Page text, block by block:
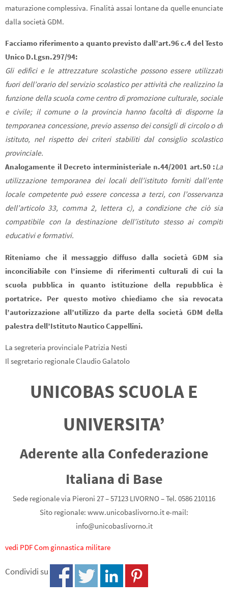
maturazione complessiva. Finalità assai lontane da quelle enunciate
dalla società GDM.
Facciamo riferimento a quanto previsto dall’art.96 c.4 del Testo
Unico D.Lgsn.297/94:
Gli edifici e le attrezzature scolastiche possono essere utilizzati
fuori dell’orario del servizio scolastico per attività che realizzino la
funzione della scuola come centro di promozione culturale, sociale
e civile; il comune o la provincia hanno facoltà di disporne la
temporanea concessione, previo assenso dei consigli di circolo o di
istituto, nel rispetto dei criteri stabiliti dal consiglio scolastico
provinciale.
Analogamente il Decreto interministeriale n.44/2001 art.50 :La
utilizzazione temporanea dei locali dell’istituto forniti dall’ente
locale competente può essere concessa a terzi, con l’osservanza
dell’articolo 33, comma 2, lettera c), a condizione che ciò sia
compatibile con la destinazione dell’istituto stesso ai compiti
educativi e formativi.
Riteniamo che il messaggio diffuso dalla società GDM sia
inconciliabile con l’insieme di riferimenti culturali di cui la
scuola pubblica in quanto istituzione della repubblica è
portatrice. Per questo motivo chiediamo che sia revocata
l’autorizzazione all’utilizzo da parte della società GDM della
palestra dell’Istituto Nautico Cappellini.
La segreteria provinciale Patrizia Nesti
Il segretario regionale Claudio Galatolo
UNICOBAS SCUOLA E
UNIVERSITA’
Aderente alla Confederazione
Italiana di Base
Sede regionale via Pieroni 27 – 57123 LIVORNO – Tel. 0586 210116
Sito regionale: www.unicobaslivorno.it e-mail:
info@unicobaslivorno.it
vedi PDF Com ginnastica militare
Condividi su